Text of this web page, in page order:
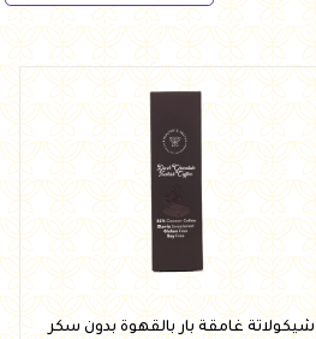
شيكولاتة غامقة بار بالقهوة بدون سكر